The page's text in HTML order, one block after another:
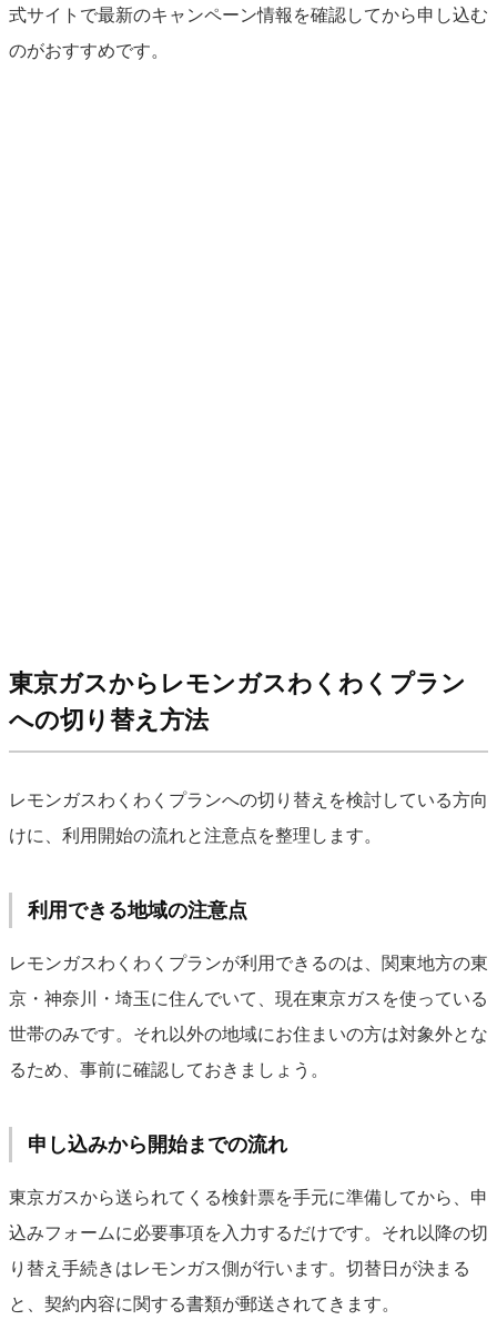
式サイトで最新のキャンペーン情報を確認してから申し込む
のがおすすめです。
東京ガスからレモンガスわくわくプラン
への切り替え方法
レモンガスわくわくプランへの切り替えを検討している方向
けに、利用開始の流れと注意点を整理します。
利用できる地域の注意点
レモンガスわくわくプランが利用できるのは、関東地方の東
京・神奈川・埼玉に住んでいて、現在東京ガスを使っている
世帯のみです。それ以外の地域にお住まいの方は対象外とな
るため、事前に確認しておきましょう。
申し込みから開始までの流れ
東京ガスから送られてくる検針票を手元に準備してから、申
込みフォームに必要事項を入力するだけです。それ以降の切
り替え手続きはレモンガス側が行います。切替日が決まる
と、契約内容に関する書類が郵送されてきます。